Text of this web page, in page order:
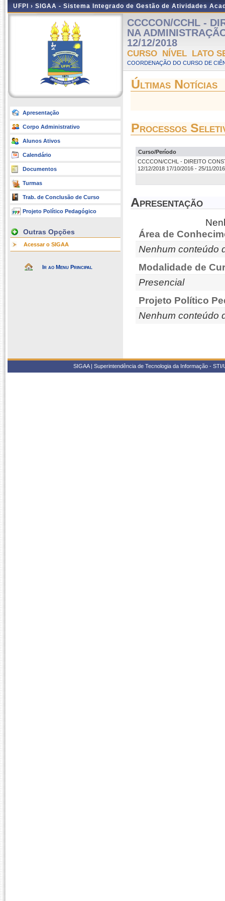
UFPI › SIGAA - Sistema Integrado de Gestão de Atividades
Apresentação
Corpo Administrativo
Alunos Ativos
Calendário
Documentos
Turmas
Trab. de Conclusão de Curso
Projeto Político Pedagógico
Outras Opções
Acessar o SIGAA
Ir ao Menu Principal
CCCCON/CCHL -
NA
12/12/2018
CURSO NÍVEL LATO
COORDENAÇÃO DO CURSO DE
Últimas Notícias
Processos
Curso/Período
CCCCON/CCHL - DIREITO
12/12/2018 17/10/2016 - 25/11/2016
Apresentação
Área de
Nenhum conteúdo
Modalidade de
Presencial
Projeto Político
Nenhum conteúdo
SIGAA | Superintendência de Tecnologia da Informação -